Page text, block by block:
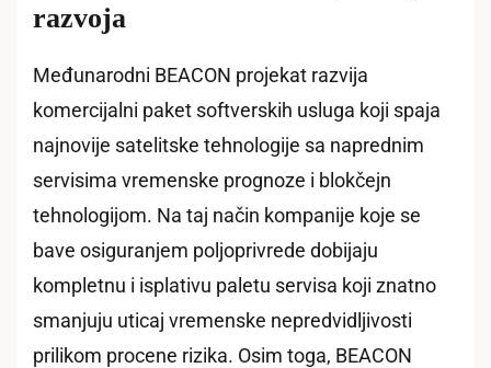
razvoja
Međunarodni BEACON projekat razvija
komercijalni paket softverskih usluga koji spaja
najnovije satelitske tehnologije sa naprednim
servisima vremenske prognoze i blokčejn
tehnologijom. Na taj način kompanije koje se
bave osiguranjem poljoprivrede dobijaju
kompletnu i isplativu paletu servisa koji znatno
smanjuju uticaj vremenske nepredvidljivosti
prilikom procene rizika. Osim toga, BEACON